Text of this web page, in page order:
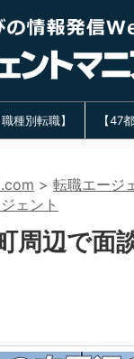
種別転職】 【47
> 転職エージ
ェント
周辺で面